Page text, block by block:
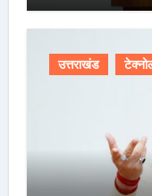
उत्तराखंड